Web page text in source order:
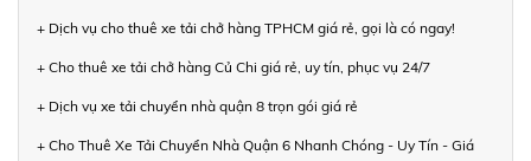
+ Dịch vụ cho thuê xe tải chở hàng TPHCM giá rẻ, gọi là có ngay!
+ Cho thuê xe tải chở hàng Củ Chi giá rẻ, uy tín, phục vụ 24/7
+ Dịch vụ xe tải chuyển nhà quận 8 trọn gói giá rẻ
+ Cho Thuê Xe Tải Chuyển Nhà Quận 6 Nhanh Chóng - Uy Tín - Giá